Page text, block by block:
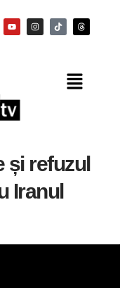
și refuzul
Iranul